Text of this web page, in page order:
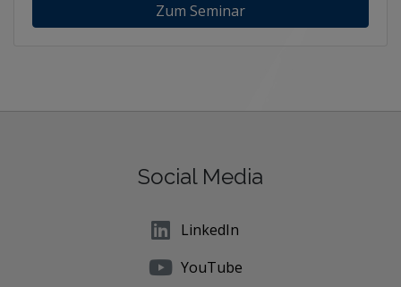
Zum Seminar
Social Media
LinkedIn
YouTube